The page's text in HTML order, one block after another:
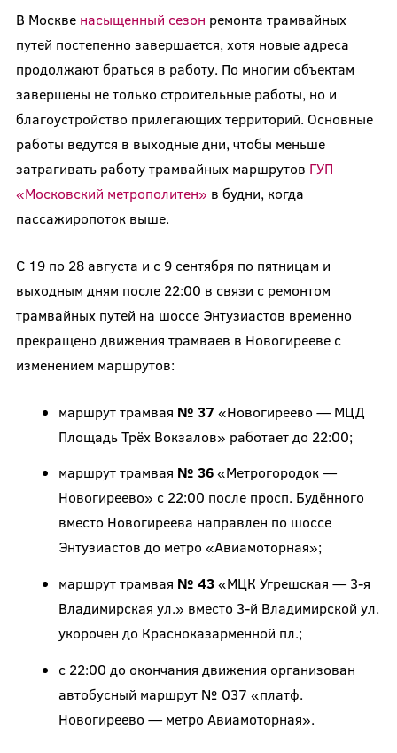
В Москве насыщенный сезон ремонта трамвайных
путей постепенно завершается, хотя новые адреса
продолжают браться в работу. По многим объектам
завершены не только строительные работы, но и
благоустройство прилегающих территорий. Основные
работы ведутся в выходные дни, чтобы меньше
затрагивать работу трамвайных маршрутов ГУП
«Московский метрополитен» в будни, когда
пассажиропоток выше.
С 19 по 28 августа и с 9 сентября по пятницам и
выходным дням после 22:00 в связи с ремонтом
трамвайных путей на шоссе Энтузиастов временно
прекращено движения трамваев в Новогирееве с
изменением маршрутов:
маршрут трамвая № 37 «Новогиреево — МЦД
Площадь Трёх Вокзалов» работает до 22:00;
маршрут трамвая № 36«Метрогородок —
Новогиреево» с 22:00 после просп. Будённого
вместо Новогиреева направлен по шоссе
Энтузиастов до метро «Авиамоторная»;
маршрут трамвая № 43«МЦК Угрешская — 3-я
Владимирская ул.» вместо 3-й Владимирской ул.
укорочен до Красноказарменной пл.;
с 22:00 до окончания движения организован
автобусный маршрут № 037 «платф.
Новогиреево — метро Авиамоторная».